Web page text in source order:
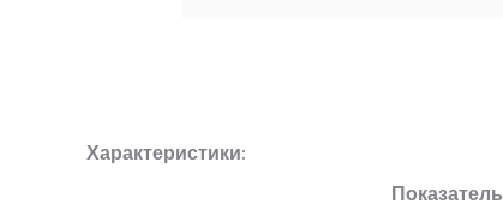
Характеристики:
Показатель